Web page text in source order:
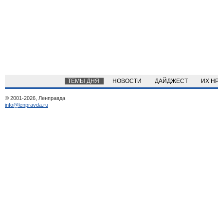
ТЕМЫ ДНЯ НОВОСТИ ДАЙДЖЕСТ ИХ
© 2001-2026, Ленправда
info@lenpravda.ru